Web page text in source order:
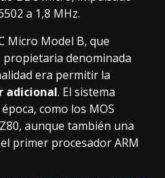
a 1,8 MHz.
Micro Model B, que
denominada
era permitir la
adicional. El sistema
como los MOS
aunque también una
primer procesador ARM